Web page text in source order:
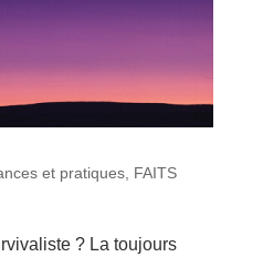
et pratiques, FAITS
? La toujours